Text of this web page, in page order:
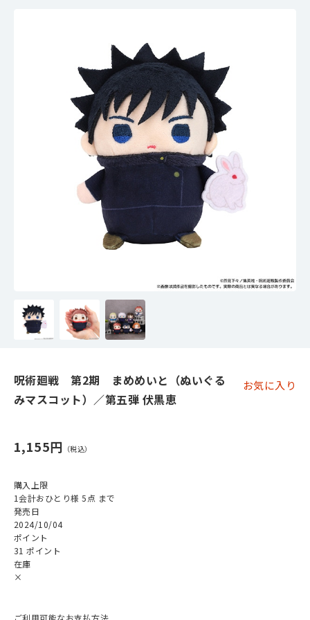
呪術廻戦 第2期 まめめいと（ぬいぐる
みマスコット）／第五弾 伏黒恵
お気に入り
1,155円
購入上限
1会計おひとり様 5点 まで
発売日
2024/10/04
ポイント
31 ポイント
在庫
×
ご利用可能なお支払方法